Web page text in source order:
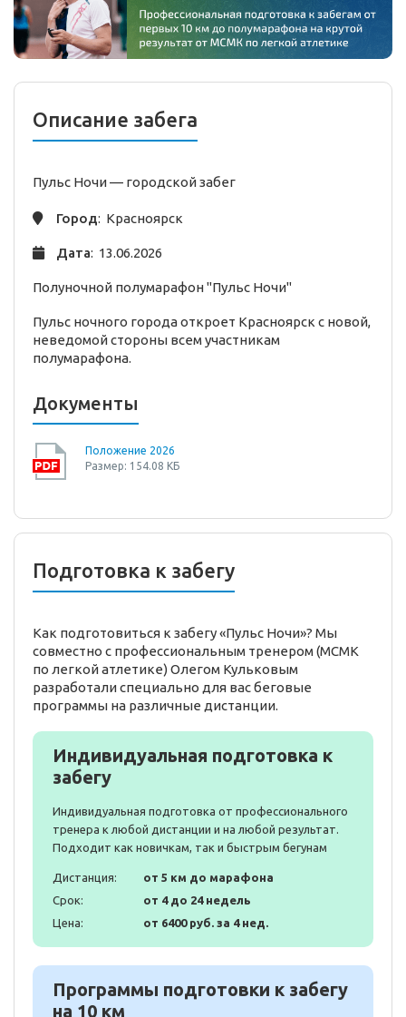
Описание забега
Пульс Ночи — городскойзабег
Город: Красноярск
Дата: 13.06.2026
Полуночной полумарафон "Пульс Ночи"
Пульс ночного города откроет Красноярск с новой,
неведомой стороны всем участникам
полумарафона.
Документы
Положение 2026
Размер: 154.08 КБ
Подготовка к забегу
Как подготовиться к забегу «Пульс Ночи»? Мы
совместно с профессиональным тренером (МСМК
по легкой атлетике) Олегом Кульковым
разработали специально для вас беговые
программы на различные дистанции.
Индивидуальная подготовка к
забегу
Индивидуальная подготовка от профессионального
тренера к любой дистанции и на любой результат.
Подходит как новичкам, так и быстрым бегунам
Дистанция:
от 5 км до марафона
Срок:
от 4 до 24 недель
Цена:
от 6400 руб. за 4 нед.
Программы подготовки к забегу
на 10 км